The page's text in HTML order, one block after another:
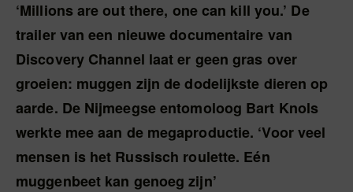
‘Millions are out there, one can kill you.’ De
trailer van een nieuwe documentaire van
Discovery Channel laat er geen gras over
groeien: muggen zijn de dodelijkste dieren op
aarde. De Nijmeegse entomoloog Bart Knols
werkte mee aan de megaproductie. ‘Voor veel
mensen is het Russisch roulette. Eén
muggenbeet kan genoeg zijn’